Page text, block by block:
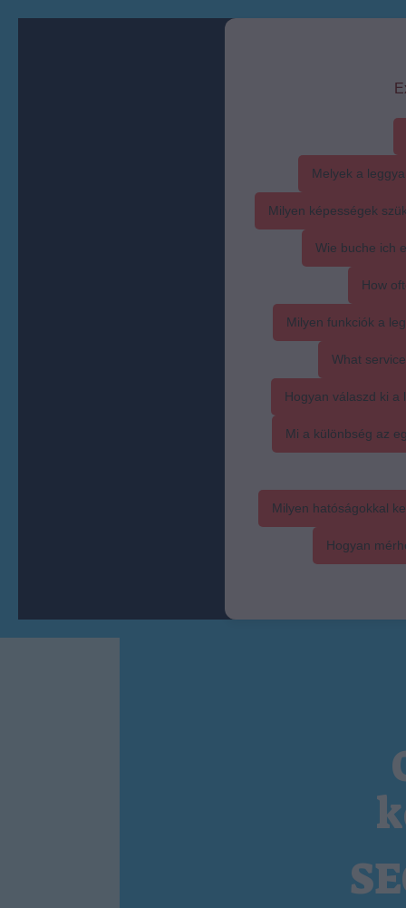
Melyek a
Milyen képességek
Wie buche ich
How
Milyen funkciók a
What
Hogyan válaszd ki a
Mi a különbség az
Milyen hatóságokkal
Hogyan